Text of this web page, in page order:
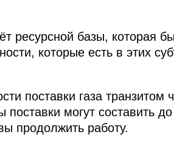
ресурсной базы, которая
которые есть в этих
поставки газа
могут составить
продолжить работу.